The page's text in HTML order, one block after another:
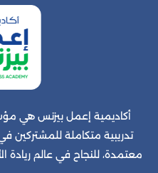
أكاديمية إعمل بيزنس هي
معتمدة، للنجاح في عالم